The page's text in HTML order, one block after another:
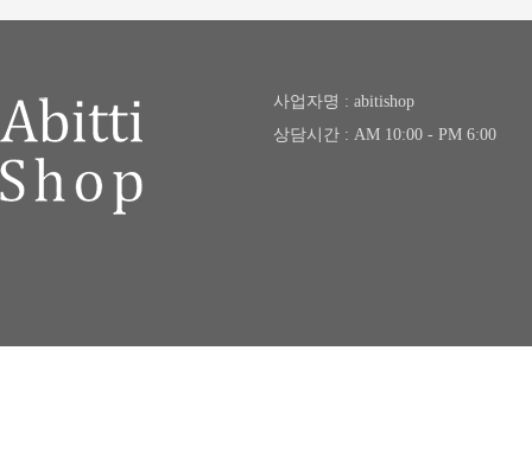
사업자명 : abitishop
상담시간 : AM 10:00 - PM 6:00